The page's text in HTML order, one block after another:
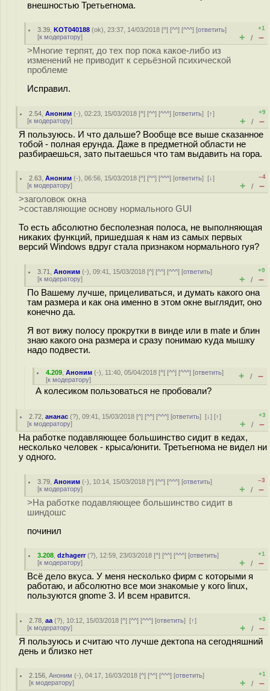
внешностью Третьегнома.
3.39 ,KOT040188 (ok), 23:37, 14/03/2018 [^] [^^] [^^^] [ответить]
[к модератору]
+1
+ / –
>Многие терпят, до тех пор пока какое-либо из
изменений не приводит к серьёзной психической
проблеме
Исправил.
2.54 ,Аноним (-), 02:23, 15/03/2018 [^] [^^] [^^^] [ответить][↑]
[к модератору]
+9
+ / –
Я пользуюсь. И что дальше? Вообще все выше сказанное
тобой - полная ерунда. Даже в предметной области не
разбираешься, зато пытаешься что там выдавить на гора.
2.63 ,Аноним (-), 06:56, 15/03/2018 [^] [^^] [^^^] [ответить][↓]
[к модератору]
–4
+ / –
>заголовок окна
>составляющие основу нормального GUI
То есть абсолютно бесполезная полоса, не выполняющая
никаких функций, пришедшая к нам из самых первых
версий Windows вдруг стала признаком нормального гуя?
3.71 ,Аноним (-), 09:41, 15/03/2018 [^] [^^] [^^^] [ответить]
[к модератору]
+9
+ / –
По Вашему лучше, прицеливаться, и думать какого она
там размера и как она именно в этом окне выглядит, оно
конечно да.
Я вот вижу полосу прокрутки в винде или в mate и блин
знаю какого она размера и сразу понимаю куда мышку
надо подвести.
4.209 ,Аноним (-), 11:40, 05/04/2018 [^] [^^] [^^^] [ответить]
[к модератору] + / –
А колесиком пользоваться не пробовали?
2.72 ,ананас (?), 09:41, 15/03/2018 [^] [^^] [^^^] [ответить][↓] [↑]
[к модератору]
+3
+ / –
На работке подавляющее большинство сидит в кедах,
несколько человек - крыса/юнити. Третьегнома не видел ни
у одного.
3.79 ,Аноним (-), 10:14, 15/03/2018 [^] [^^] [^^^] [ответить]
[к модератору]
–3
+ / –
>На работке подавляющее большинство сидит в
шиндошс
починил
3.208 ,dzhagerr(?), 12:59, 23/03/2018 [^] [^^] [^^^] [ответить]
[к модератору]
+1
+ / –
Всё дело вкуса. У меня несколько фирм с которыми я
работаю, и абсолютно все мои знакомые у кого linux,
пользуются gnome 3. И всем нравится.
2.78 ,aa (?), 10:12, 15/03/2018 [^] [^^] [^^^] [ответить][↑]
[к модератору]
+3
+ / –
Я пользуюсь и считаю что лучше дектопа на сегодняшний
день и близко нет
2.156 ,Аноним (-), 04:17, 16/03/2018 [^] [^^] [^^^] [ответить]
[к модератору]
+1
+ / –